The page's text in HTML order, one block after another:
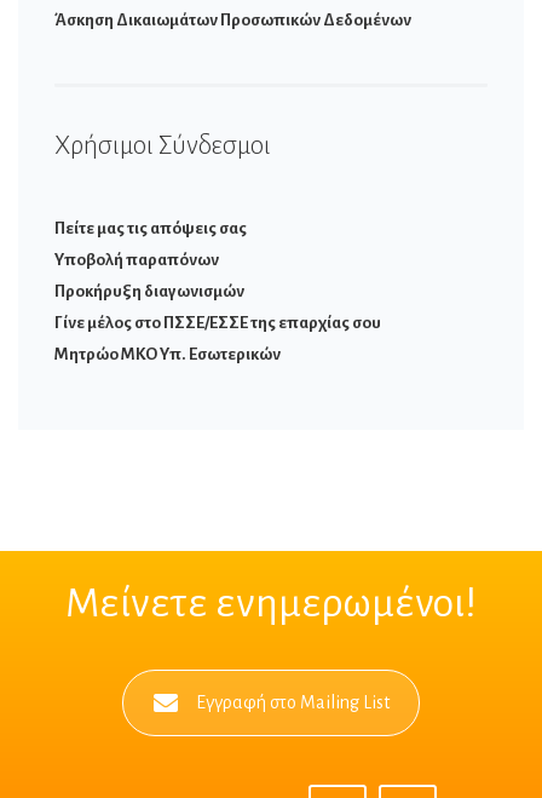
Άσκηση Δικαιωμάτων Προσωπικών Δεδομένων
Χρήσιμοι Σύνδεσμοι
Πείτε μας τις απόψεις σας
Υποβολή παραπόνων
Προκήρυξη διαγωνισμών
Γίνε μέλος στο ΠΣΣΕ/ΕΣΣΕ της επαρχίας σου
Μητρώο ΜΚΟ Υπ. Εσωτερικών
Μείνετε ενημερωμένοι!
Εγγραφή στο Mailing List